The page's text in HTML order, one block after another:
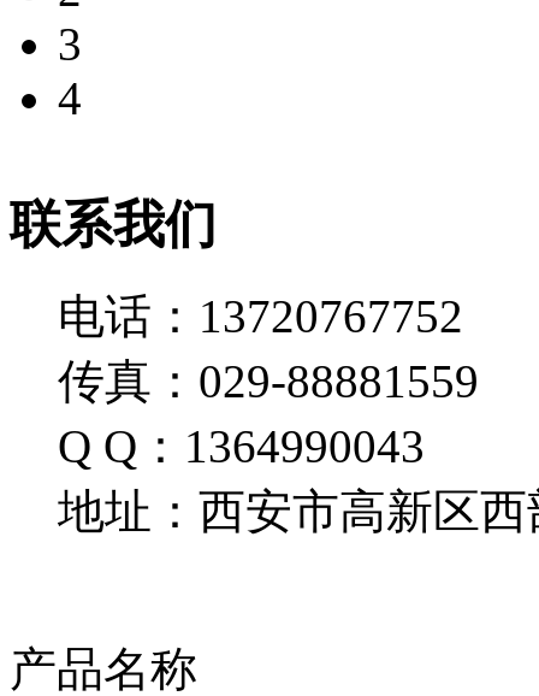
3
4
联系我们
电话：13720767752
传真：029-88881559
Q Q：1364990043
地址：西安市高新区西
产品名称